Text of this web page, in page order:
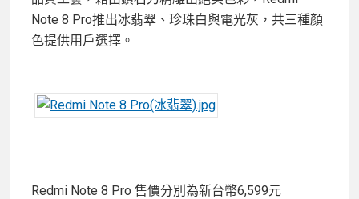
Note 8 Pro推出冰翡翠、珍珠白與電光灰，共三種顏
色提供用戶選擇。
Redmi Note 8 Pro 售價分別為新台幣6,599元